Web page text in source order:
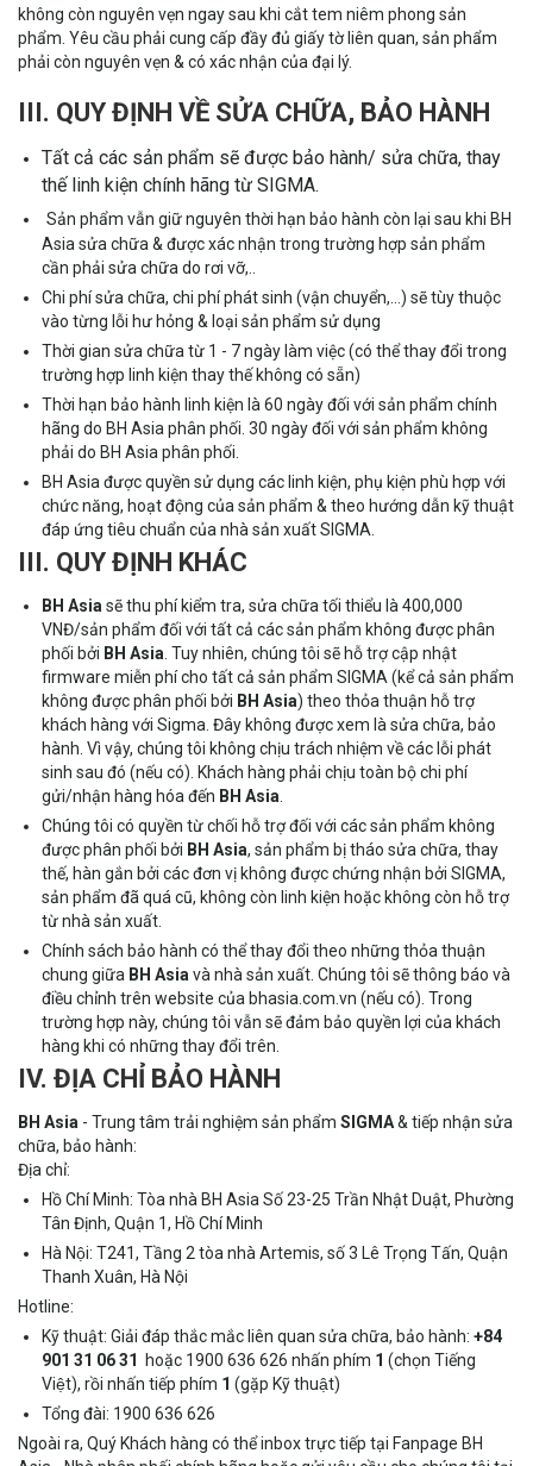
không còn nguyên vẹn ngay sau khi cắt tem niêm phong sản
phẩm. Yêu cầu phải cung cấp đầy đủ giấy tờ liên quan, sản phẩm
phải còn nguyên vẹn & có xác nhận của đại lý.
III. QUY ĐỊNH VỀ SỬA CHỮA, BẢO HÀNH
Tất cả các sản phẩm sẽ được bảo hành/ sửa chữa, thay
thế linh kiện chính hãng từ SIGMA.
Sản phẩm vẫn giữ nguyên thời hạn bảo hành còn lại sau khi BH
Asia sửa chữa & được xác nhận trong trường hợp sản phẩm
cần phải sửa chữa do rơi vỡ,..
Chi phí sửa chữa, chi phí phát sinh (vận chuyển,…) sẽ tùy thuộc
vào từng lỗi hư hỏng & loại sản phẩm sử dụng
Thời gian sửa chữa từ 1 - 7 ngày làm việc (có thể thay đổi trong
trường hợp linh kiện thay thế không có sẵn)
Thời hạn bảo hành linh kiện là 60 ngày đối với sản phẩm chính
hãng do BH Asia phân phối. 30 ngày đối với sản phẩm không
phải do BH Asia phân phối.
BH Asia được quyền sử dụng các linh kiện, phụ kiện phù hợp với
chức năng, hoạt động của sản phẩm & theo hướng dẫn kỹ thuật
đáp ứng tiêu chuẩn của nhà sản xuất SIGMA.
III. QUY ĐỊNH KHÁC
BH Asiasẽ thu phí kiểm tra, sửa chữa tối thiểu là 400,000
VNĐ/sản phẩm đối với tất cả các sản phẩm không được phân
phối bởi BH Asia. Tuy nhiên, chúng tôi sẽ hỗ trợ cập nhật
firmware miễn phí cho tất cả sản phẩm SIGMA (kể cả sản phẩm
không được phân phối bởi BH Asia) theo thỏa thuận hỗ trợ
khách hàng với Sigma. Đây không được xem là sửa chữa, bảo
hành. Vì vậy, chúng tôi không chịu trách nhiệm về các lỗi phát
sinh sau đó (nếu có). Khách hàng phải chịu toàn bộ chi phí
gửi/nhận hàng hóa đến BH Asia.
Chúng tôi có quyền từ chối hỗ trợ đối với các sản phẩm không
được phân phối bởi BH Asia, sản phẩm bị tháo sửa chữa, thay
thế, hàn gắn bởi các đơn vị không được chứng nhận bởi SIGMA,
sản phẩm đã quá cũ, không còn linh kiện hoặc không còn hỗ trợ
từ nhà sản xuất.
Chính sách bảo hành có thể thay đổi theo những thỏa thuận
chung giữa BH Asiavà nhà sản xuất. Chúng tôi sẽ thông báo và
điều chỉnh trên website của bhasia.com.vn (nếu có). Trong
trường hợp này, chúng tôi vẫn sẽ đảm bảo quyền lợi của khách
hàng khi có những thay đổi trên.
IV. ĐỊA CHỈ BẢO HÀNH
BH Asia - Trung tâm trải nghiệm sản phẩm SIGMA& tiếp nhận sửa
chữa, bảo hành:
Địa chỉ:
Hồ Chí Minh: Tòa nhà BH Asia Số 23-25 Trần Nhật Duật, Phường
Tân Định, Quận 1, Hồ Chí Minh
Hà Nội: T241, Tầng 2 tòa nhà Artemis, số 3 Lê Trọng Tấn, Quận
Thanh Xuân, Hà Nội
Hotline:
Kỹ thuật: Giải đáp thắc mắc liên quan sửa chữa, bảo hành: +84
901 31 06 31
hoặc 1900 636 626 nhấn phím 1 (chọn Tiếng
Việt), rồi nhấn tiếp phím 1 (gặp Kỹ thuật)
Tổng đài: 1900 636 626
Ngoài ra, Quý Khách hàng có thể inbox trực tiếp tại Fanpage BH